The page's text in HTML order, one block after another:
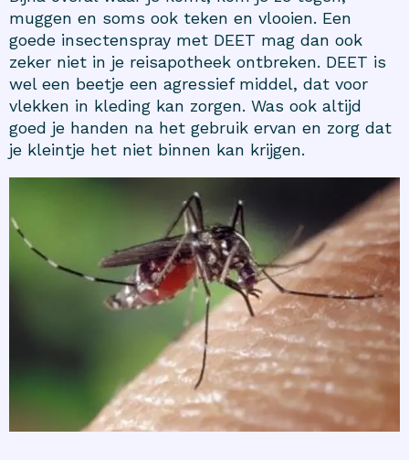
muggen en soms ook teken en vlooien. Een
goede insectenspray met DEET mag dan ook
zeker niet in je reisapotheek ontbreken. DEET is
wel een beetje een agressief middel, dat voor
vlekken in kleding kan zorgen. Was ook altijd
goed je handen na het gebruik ervan en zorg dat
je kleintje het niet binnen kan krijgen.